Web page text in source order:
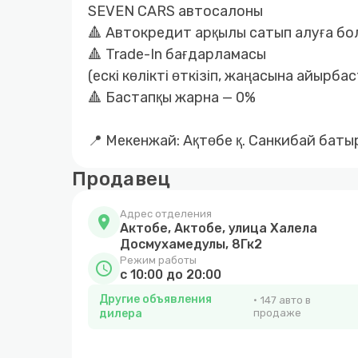
SEVEN CARS автосалоны
🔺 Автокредит арқылы сатып алуға
🔺 Trade-In бағдарламасы
(ескі көлікті өткізіп, жаңасына
🔺 Бастапқы жарна — 0%
📍 Мекенжай: Ақтөбе қ. Санкибай
Продавец
location_on Адрес отделения
Актобе, Актобе, улица Халела
Досмухамедулы, 8Гк2
schedule Режим работы
с 10:00 до 20:00
Другие объявления
дилера
147 авто в
продаже